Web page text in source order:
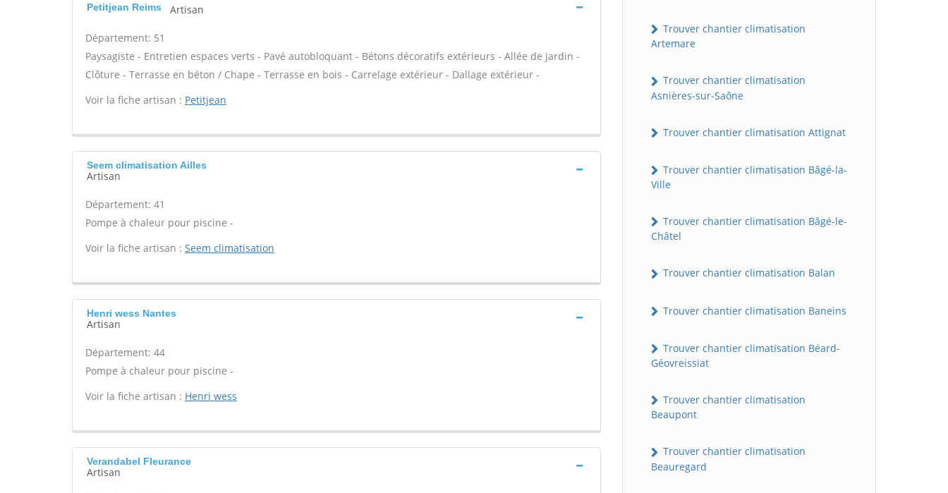
Petitjean Reims Artisan
Département: 51
Paysagiste - Entretien espaces verts - Pavé autobloquant - Bétons décoratifs extérieurs - Allée de jardin -
Clôture - Terrasse en béton / Chape - Terrasse en bois - Carrelage extérieur - Dallage extérieur -
Voir la fiche artisan : Petitjean
Seem climatisation Ailles
Artisan
Département: 41
Pompe à chaleur pour piscine -
Voir la fiche artisan : Seem climatisation
Henri wess Nantes
Artisan
Département: 44
Pompe à chaleur pour piscine -
Voir la fiche artisan : Henri wess
Verandabel Fleurance
Artisan
Trouver chantier climatisation
Artemare
Trouver chantier climatisation
Asnières-sur-Saône
Trouver chantier climatisation Attignat
Trouver chantier climatisation Bâgé-la-
Ville
Trouver chantier climatisation Bâgé-le-
Châtel
Trouver chantier climatisation Balan
Trouver chantier climatisation Baneins
Trouver chantier climatisation Béard-
Géovreissiat
Trouver chantier climatisation
Beaupont
Trouver chantier climatisation
Beauregard